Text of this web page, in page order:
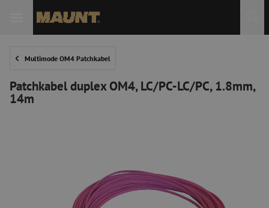
Multimode OM4 Patchkabel
Patchkabel duplex OM4, LC/PC-LC/PC, 1.8mm,
14m